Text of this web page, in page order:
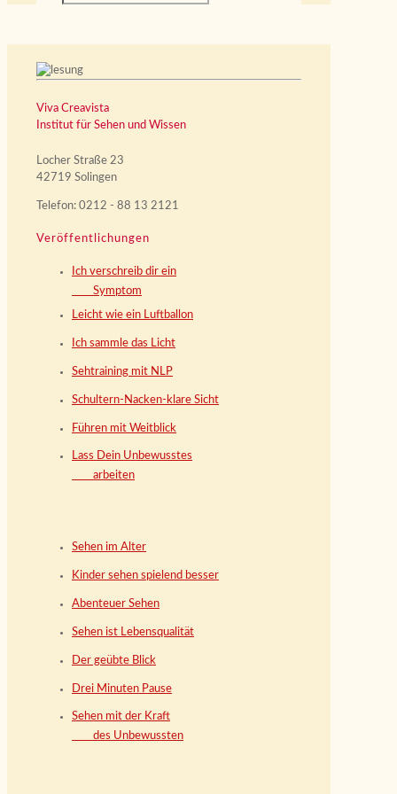
Viva Creavista
Institut für Sehen und Wissen
Locher Straße 23
42719 Solingen
Telefon: 0212 - 88 13 2121
Veröffentlichungen
Ich verschreib dir ein
Symptom
Leicht wie ein Luftballon
Ich sammle das Licht
Sehtraining mit NLP
Schultern-Nacken-klare Sicht
Führen mit Weitblick
Lass Dein Unbewusstes
arbeiten
Sehen im Alter
Kinder sehen spielend besser
Abenteuer Sehen
Sehen ist Lebensqualität
Der geübte Blick
Drei Minuten Pause
Sehen mit der Kraft
des Unbewussten